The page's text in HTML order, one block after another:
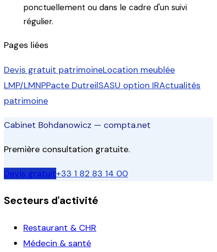
ponctuellement ou dans le cadre d'un suivi
régulier.
Pages liées
Devis gratuit patrimoineLocation meublée
LMP/LMNPPacte DutreilSASU option IRActualités
patrimoine
Cabinet Bohdanowicz — compta.net
Première consultation gratuite.
Devis gratuit+33 1 82 83 14 00
Secteurs d'activité
Restaurant & CHR
Médecin & santé